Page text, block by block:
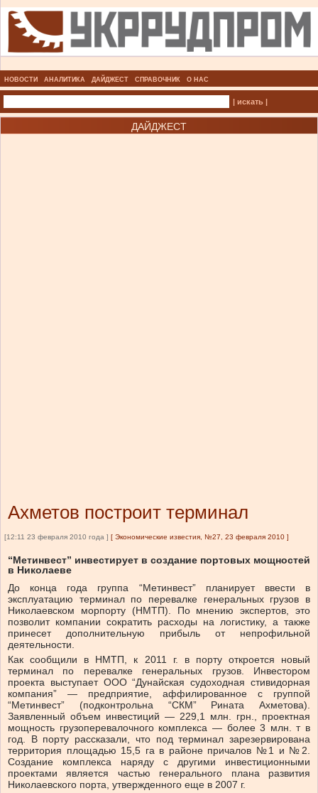
НОВОСТИ АНАЛИТИКА ДАЙДЖЕСТ СПРАВОЧНИК О НАС
| искать |
ДАЙДЖЕСТ
Ахметов построит терминал
[12:11 23 февраля 2010 года ] [ Экономические известия, №27, 23 февраля 2010 ]
“Метинвест” инвестирует в создание портовых мощностей
в Николаеве
До конца года группа “Метинвест” планирует ввести в
эксплуатацию терминал по перевалке генеральных грузов в
Николаевском морпорту (НМТП). По мнению экспертов, это
позволит компании сократить расходы на логистику, а также
принесет дополнительную прибыль от непрофильной
деятельности.
Как сообщили в НМТП, к 2011 г. в порту откроется новый
терминал по перевалке генеральных грузов. Инвестором
проекта выступает ООО “Дунайская судоходная стивидорная
компания” — предприятие, аффилированное с группой
“Метинвест” (подконтрольна “СКМ” Рината Ахметова).
Заявленный объем инвестиций — 229,1 млн. грн., проектная
мощность грузоперевалочного комплекса — более 3 млн. т в
год. В порту рассказали, что под терминал зарезервирована
территория площадью 15,5 га в районе причалов №1 и №2.
Создание комплекса наряду с другими инвестиционными
проектами является частью генерального плана развития
Николаевского порта, утвержденного еще в 2007 г.